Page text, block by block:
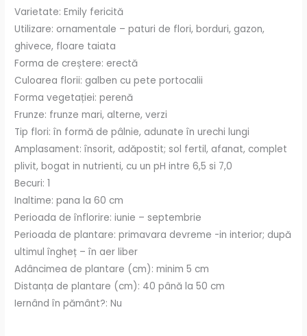
Varietate: Emily fericită
Utilizare: ornamentale – paturi de flori, borduri, gazon,
ghivece, floare taiata
Forma de creștere: erectă
Culoarea florii: galben cu pete portocalii
Forma vegetației: perenă
Frunze: frunze mari, alterne, verzi
Tip flori: în formă de pâlnie, adunate în urechi lungi
Amplasament: însorit, adăpostit; sol fertil, afanat, complet
plivit, bogat in nutrienti, cu un pH intre 6,5 si 7,0
Becuri: 1
Inaltime: pana la 60 cm
Perioada de înflorire: iunie – septembrie
Perioada de plantare: primavara devreme -in interior; după
ultimul îngheț – în aer liber
Adâncimea de plantare (cm): minim 5 cm
Distanța de plantare (cm): 40 până la 50 cm
Iernând în pământ?: Nu